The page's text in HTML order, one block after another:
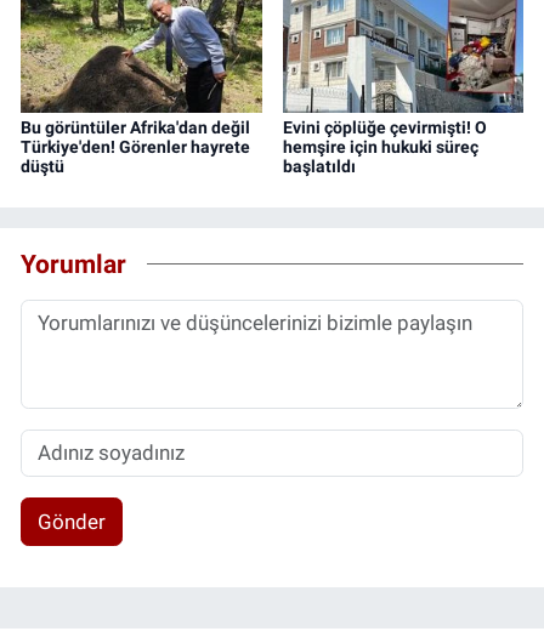
Bu görüntüler Afrika'dan değil
Türkiye'den! Görenler hayrete
düştü
Evini çöplüğe çevirmişti! O
hemşire için hukuki süreç
başlatıldı
Yorumlar
Gönder